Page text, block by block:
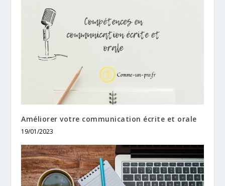
Améliorer votre communication écrite et orale
19/01/2023